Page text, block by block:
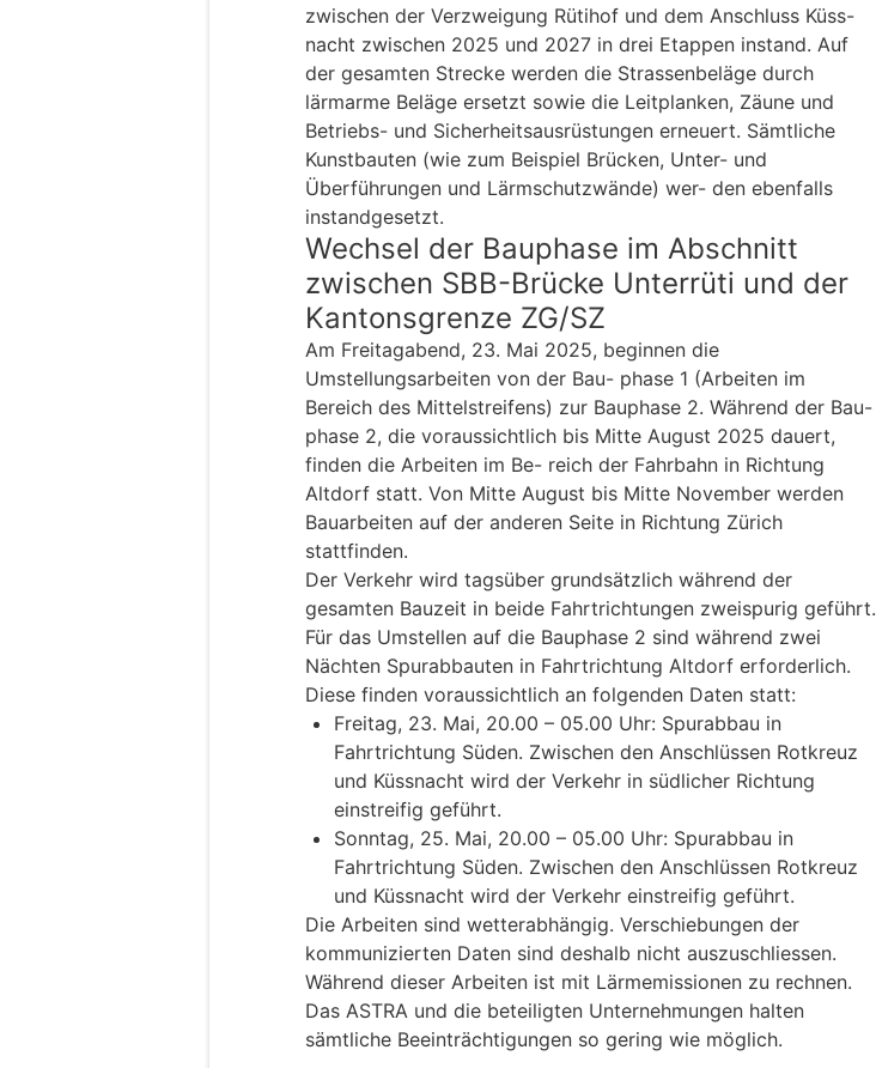
zwischen der Verzweigung Rütihof und dem Anschluss Küss-
nacht zwischen 2025 und 2027 in drei Etappen instand. Auf
der gesamten Strecke werden die Strassenbeläge durch
lärmarme Beläge ersetzt sowie die Leitplanken, Zäune und
Betriebs- und Sicherheitsausrüstungen erneuert. Sämtliche
Kunstbauten (wie zum Beispiel Brücken, Unter- und
Überführungen und Lärmschutzwände) wer- den ebenfalls
instandgesetzt.
Wechsel der Bauphase im Abschnitt
zwischen SBB-Brücke Unterrüti und der
Kantonsgrenze ZG/SZ
Am Freitagabend, 23. Mai 2025, beginnen die
Umstellungsarbeiten von der Bau- phase 1 (Arbeiten im
Bereich des Mittelstreifens) zur Bauphase 2. Während der Bau-
phase 2, die voraussichtlich bis Mitte August 2025 dauert,
finden die Arbeiten im Be- reich der Fahrbahn in Richtung
Altdorf statt. Von Mitte August bis Mitte November werden
Bauarbeiten auf der anderen Seite in Richtung Zürich
stattfinden.
Der Verkehr wird tagsüber grundsätzlich während der
gesamten Bauzeit in beide Fahrtrichtungen zweispurig geführt.
Für das Umstellen auf die Bauphase 2 sind während zwei
Nächten Spurabbauten in Fahrtrichtung Altdorf erforderlich.
Diese finden voraussichtlich an folgenden Daten statt:
Freitag, 23. Mai, 20.00 – 05.00 Uhr: Spurabbau in
Fahrtrichtung Süden. Zwischen den Anschlüssen Rotkreuz
und Küssnacht wird der Verkehr in südlicher Richtung
einstreifig geführt.
Sonntag, 25. Mai, 20.00 – 05.00 Uhr: Spurabbau in
Fahrtrichtung Süden. Zwischen den Anschlüssen Rotkreuz
und Küssnacht wird der Verkehr einstreifig geführt.
Die Arbeiten sind wetterabhängig. Verschiebungen der
kommunizierten Daten sind deshalb nicht auszuschliessen.
Während dieser Arbeiten ist mit Lärmemissionen zu rechnen.
Das ASTRA und die beteiligten Unternehmungen halten
sämtliche Beeinträchtigungen so gering wie möglich.